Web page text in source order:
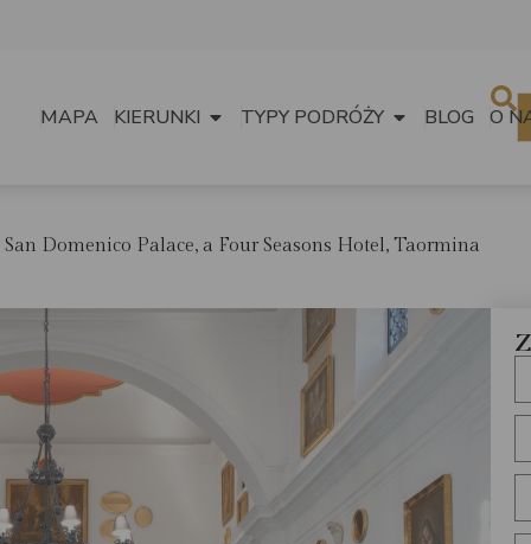
MAPA KIERUNKI TYPY PODRÓŻY BLOG O
San Domenico Palace, a Four Seasons Hotel, Taormina